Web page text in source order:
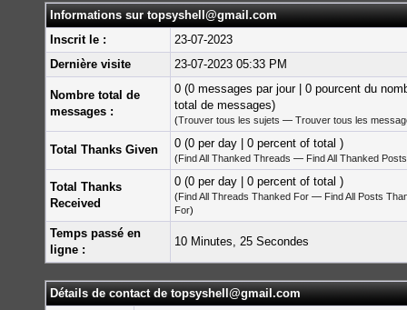
Informations sur topsyshell@gmail.com
Inscrit le :
23-07-2023
Dernière visite
23-07-2023 05:33 PM
Nombre total de
messages :
0 (0 messages par jour | 0 pourcent du
total de messages)
(Trouver tous les sujets — Trouver tous les
Total Thanks Given 0 (0 per day | 0 percent of total )
(Find All Thanked Threads — Find All Thanked Posts
Total Thanks
Received
0 (0 per day | 0 percent of total )
(Find All Threads Thanked For — Find All Posts
For)
Temps passé en
ligne :
10 Minutes, 25 Secondes
Détails de contact de topsyshell@gmail.com